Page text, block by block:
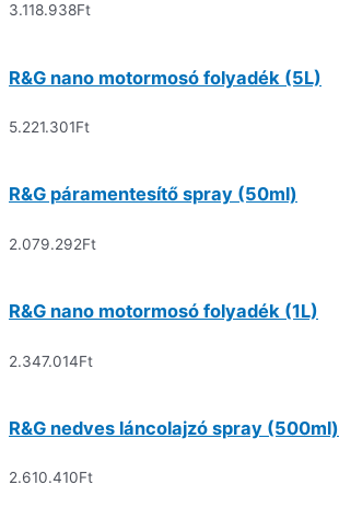
3.118.938Ft
R&G nano motormosó folyadék (5L)
5.221.301Ft
R&G páramentesítő spray (50ml)
2.079.292Ft
R&G nano motormosó folyadék (1L)
2.347.014Ft
R&G nedves láncolajzó spray (500ml)
2.610.410Ft